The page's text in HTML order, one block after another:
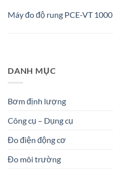
Máy đo độ rung PCE-VT 1000
DANH MỤC
Bơm định lượng
Công cụ – Dụng cụ
Đo điện động cơ
Đo môi trường